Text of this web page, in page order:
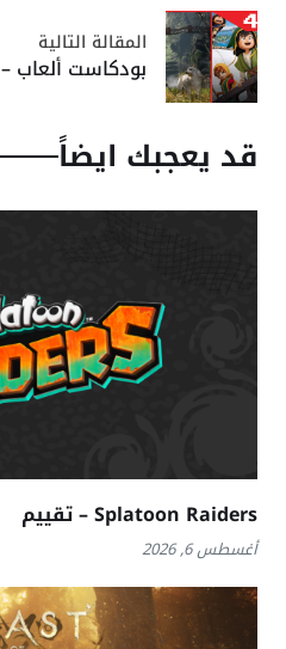
المقالة التالية
بودكاست ألعاب – 469 – لا يدري أحمد
قد يعجبك ايضاً
Splatoon Raiders – تقييم
أغسطس 6, 2026